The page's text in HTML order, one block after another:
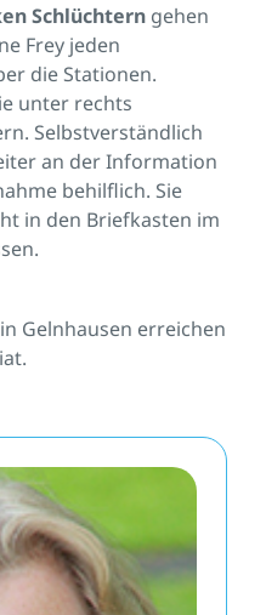
Schlüchtern gehen
Frey jeden
die Stationen.
unter rechts
Selbstverständlich
an der Information
behilflich. Sie
in den Briefkasten im
Gelnhausen erreichen